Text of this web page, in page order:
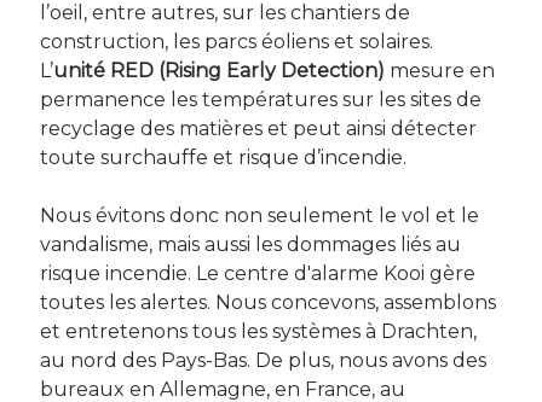
l’oeil, entre autres, sur les chantiers de
construction, les parcs éoliens et solaires.
L’unité RED (Rising Early Detection) mesure en
permanence les températures sur les sites de
recyclage des matières et peut ainsi détecter
toute surchauffe et risque d’incendie.
Nous évitons donc non seulement le vol et le
vandalisme, mais aussi les dommages liés au
risque incendie. Le centre d'alarme Kooi gère
toutes les alertes. Nous concevons, assemblons
et entretenons tous les systèmes à Drachten,
au nord des Pays-Bas. De plus, nous avons des
bureaux en Allemagne, en France, au